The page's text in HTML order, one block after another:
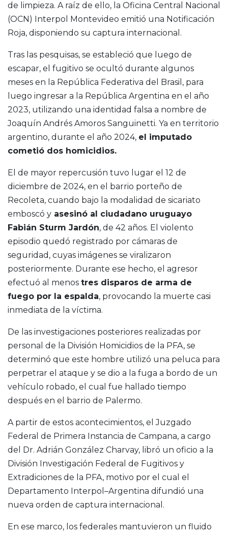
de limpieza. A raíz de ello, la Oficina Central Nacional
(OCN) Interpol Montevideo emitió una Notificación
Roja, disponiendo su captura internacional.
Tras las pesquisas, se estableció que luego de
escapar, el fugitivo se ocultó durante algunos
meses en la República Federativa del Brasil, para
luego ingresar a la República Argentina en el año
2023, utilizando una identidad falsa a nombre de
Joaquín Andrés Amoros Sanguinetti. Ya en territorio
argentino, durante el año 2024, el imputado
cometió dos homicidios.
El de mayor repercusión tuvo lugar el 12 de
diciembre de 2024, en el barrio porteño de
Recoleta, cuando bajo la modalidad de sicariato
emboscó y asesinó al ciudadano uruguayo
Fabián Sturm Jardón, de 42 años. El violento
episodio quedó registrado por cámaras de
seguridad, cuyas imágenes se viralizaron
posteriormente. Durante ese hecho, el agresor
efectuó al menos tres disparos de arma de
fuego por la espalda, provocando la muerte casi
inmediata de la víctima.
De las investigaciones posteriores realizadas por
personal de la División Homicidios de la PFA, se
determinó que este hombre utilizó una peluca para
perpetrar el ataque y se dio a la fuga a bordo de un
vehículo robado, el cual fue hallado tiempo
después en el barrio de Palermo.
A partir de estos acontecimientos, el Juzgado
Federal de Primera Instancia de Campana, a cargo
del Dr. Adrián González Charvay, libró un oficio a la
División Investigación Federal de Fugitivos y
Extradiciones de la PFA, motivo por el cual el
Departamento Interpol–Argentina difundió una
nueva orden de captura internacional.
En ese marco, los federales mantuvieron un fluido